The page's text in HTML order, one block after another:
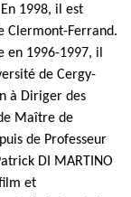
1998, il est
Clermont-Ferrand.
en 1996-1997, il
de Cergy-
à Diriger des
Maître de
de Professeur
DI MARTINO
et